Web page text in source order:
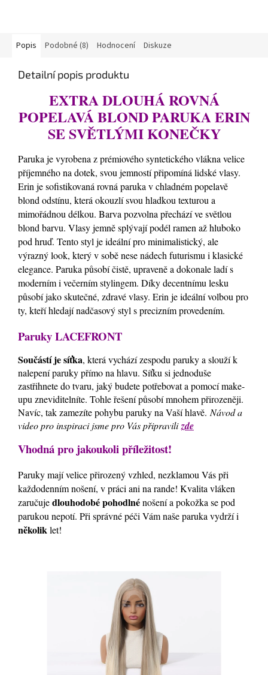
Popis Podobné (8) Hodnocení Diskuze
Detailní popis produktu
EXTRA DLOUHÁ ROVNÁ
POPELAVÁ BLOND PARUKA ERIN
SE SVĚTLÝMI KONEČKY
Paruka je vyrobena z prémiového syntetického vlákna velice
příjemného na dotek, svou jemností připomíná lidské vlasy.
Erin je sofistikovaná rovná paruka v chladném popelavě
blond odstínu, která okouzlí svou hladkou texturou a
mimořádnou délkou. Barva pozvolna přechází ve světlou
blond barvu. Vlasy jemně splývají podél ramen až hluboko
pod hruď. Tento styl je ideální pro minimalistický, ale
výrazný look, který v sobě nese nádech futurismu i klasické
elegance. Paruka působí čistě, upraveně a dokonale ladí s
moderním i večerním stylingem. Díky decentnímu lesku
působí jako skutečné, zdravé vlasy. Erin je ideální volbou pro
ty, kteří hledají nadčasový styl s precizním provedením.
Paruky LACEFRONT
Součástí je síťka, která vychází zespodu paruky a slouží k
nalepení paruky přímo na hlavu. Síťku si jednoduše
zastřihnete do tvaru, jaký budete potřebovat a pomocí make-
upu zneviditelníte. Tohle řešení působí mnohem přirozeněji.
Navíc, tak zamezíte pohybu paruky na Vaší hlavě. Návod a
video pro inspiraci jsme pro Vás připravilizde
Vhodná pro jakoukoli příležitost!
Paruky mají velice přirozený vzhled, nezklamou Vás při
každodenním nošení, v práci ani na rande! Kvalita vláken
zaručujedlouhodobé pohodlnénošení a pokožka se pod
parukou nepotí. Při správné péči Vám naše paruka vydrží i
několiklet!